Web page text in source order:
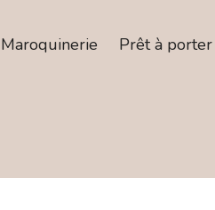
Maroquinerie Prêt à porter